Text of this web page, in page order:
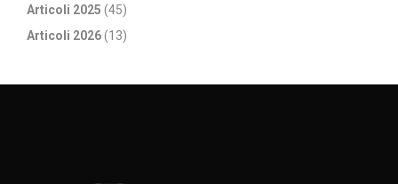
Articoli 2025 (45)
Articoli 2026(13)